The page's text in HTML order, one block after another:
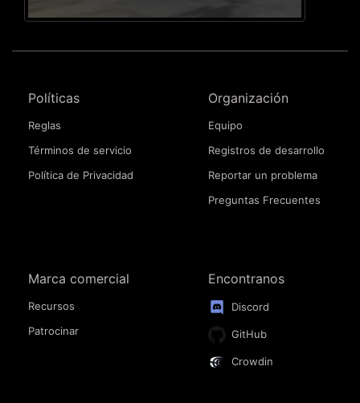
Políticas
Reglas
Términos de servicio
Política de Privacidad
Organización
Equipo
Registros de desarrollo
Reportar un problema
Preguntas Frecuentes
Marca comercial
Recursos
Patrocinar
Encontranos
Discord
GitHub
Crowdin